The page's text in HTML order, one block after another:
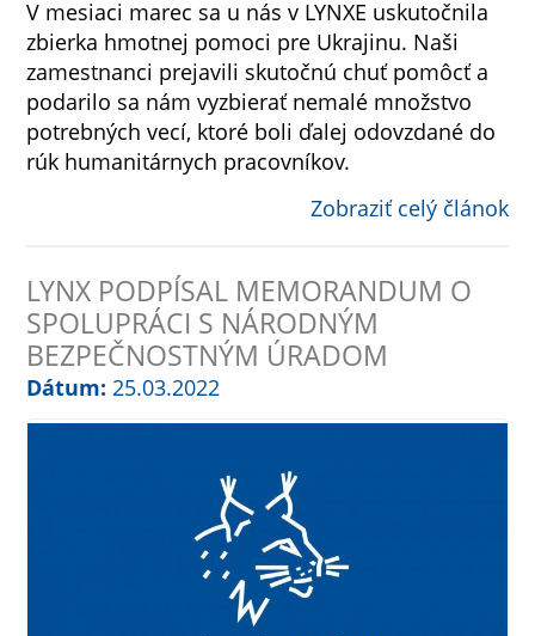
V mesiaci marec sa u nás v LYNXE uskutočnila
zbierka hmotnej pomoci pre Ukrajinu. Naši
zamestnanci prejavili skutočnú chuť pomôcť a
podarilo sa nám vyzbierať nemalé množstvo
potrebných vecí, ktoré boli ďalej odovzdané do
rúk humanitárnych pracovníkov.
Zobraziť celý článok
LYNX PODPÍSAL MEMORANDUM O
SPOLUPRÁCI S NÁRODNÝM
BEZPEČNOSTNÝM ÚRADOM
Dátum: 25.03.2022